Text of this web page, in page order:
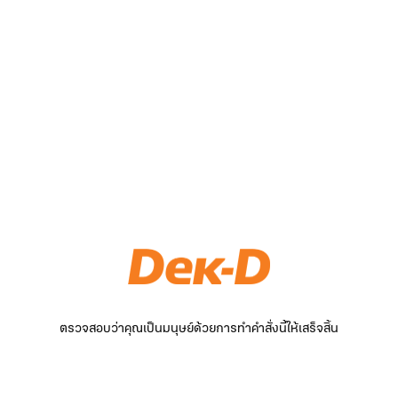
ตรวจสอบว่าคุณเป็นมนุษย์ด้วยการทำคำสั่งนี้ให้เสร็จสิ้น